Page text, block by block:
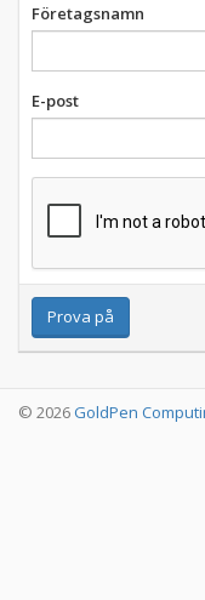
Företagsnamn
E-post
© 2026GoldPen